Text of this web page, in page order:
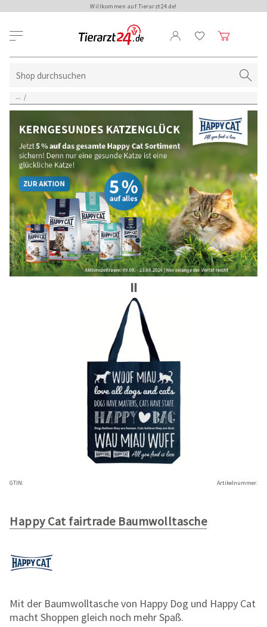
Willkommen auf Tierarzt24.de!
... /
GTIN: Artikelnummer:
Happy Cat fairtrade Baumwolltasche
Mit der Baumwolltasche von Happy Dog und Happy Cat
macht Shoppen gleich noch mehr Spaß.